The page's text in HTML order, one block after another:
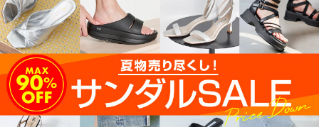
ジュアルコーデの外しにも◎な万能デザインで
す。
ALUNE SEVEN TWELVE THIRTY
上質な見た目と実用性を兼ね備えた、人工皮革
のパンプスシリーズが登場。 本革パンプスで培
った木型とシルエットをそのまま活かし、すっ
きりとしたポインテッドトゥと美しいラインを
実現しました。
もっと見る